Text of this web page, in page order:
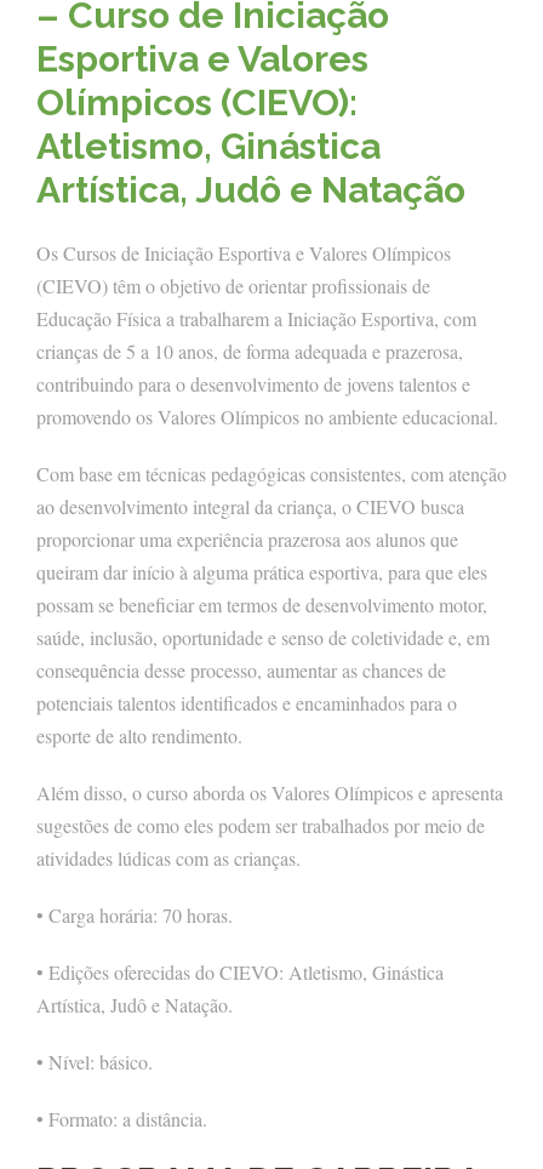
– Curso de Iniciação
Esportiva e Valores
Olímpicos (CIEVO):
Atletismo, Ginástica
Artística, Judô e Natação
Os Cursos de Iniciação Esportiva e Valores Olímpicos
(CIEVO) têm o objetivo de orientar profissionais de
Educação Física a trabalharem a Iniciação Esportiva, com
crianças de 5 a 10 anos, de forma adequada e prazerosa,
contribuindo para o desenvolvimento de jovens talentos e
promovendo os Valores Olímpicos no ambiente educacional.
Com base em técnicas pedagógicas consistentes, com atenção
ao desenvolvimento integral da criança, o CIEVO busca
proporcionar uma experiência prazerosa aos alunos que
queiram dar início à alguma prática esportiva, para que eles
possam se beneficiar em termos de desenvolvimento motor,
saúde, inclusão, oportunidade e senso de coletividade e, em
consequência desse processo, aumentar as chances de
potenciais talentos identificados e encaminhados para o
esporte de alto rendimento.
Além disso, o curso aborda os Valores Olímpicos e apresenta
sugestões de como eles podem ser trabalhados por meio de
atividades lúdicas com as crianças.
• Carga horária: 70 horas.
• Edições oferecidas do CIEVO: Atletismo, Ginástica
Artística, Judô e Natação.
• Nível: básico.
• Formato: a distância.